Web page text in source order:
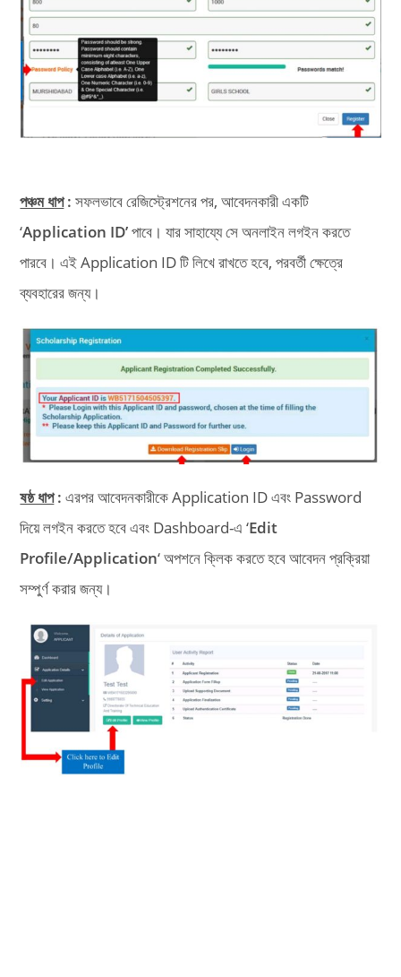
পঞ্চম ধাপ: সফলভাবে রেজিস্ট্রেশনের পর, আবেদনকারী একটি
‘Application ID’পাবে। যার সাহায্যে সে অনলাইন লগইন করতে
পারবে। এই Application ID টি লিখে রাখতে হবে, পরবর্তী ক্ষেত্রে
ব্যবহারের জন্য।
ষষ্ঠ ধাপ: এরপর আবেদনকারীকে Application ID এবং Password
দিয়ে লগইন করতে হবে এবং Dashboard-এ ‘Edit
Profile/Application‘ অপশনে ক্লিক করতে হবে আবেদন প্রক্রিয়া
সম্পুর্ণ করার জন্য।